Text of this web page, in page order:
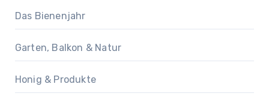
Das Bienenjahr
Garten, Balkon & Natur
Honig & Produkte